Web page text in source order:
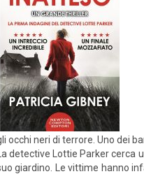
occhi neri di terrore. Uno dei
La detective Lottie Parker
giardino. Le vittime hanno